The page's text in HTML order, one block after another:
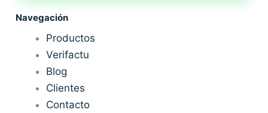
Navegación
Productos
Verifactu
Blog
Clientes
Contacto